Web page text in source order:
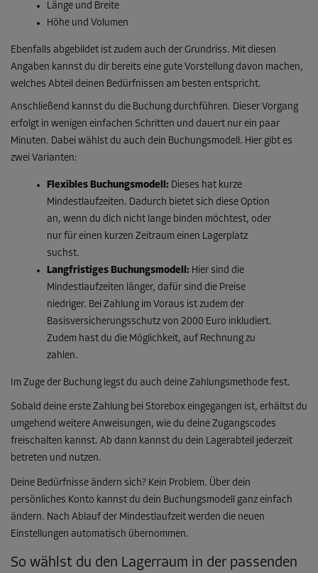
Länge und Breite
Höhe und Volumen
Ebenfalls abgebildet ist zudem auch der Grundriss. Mit diesen
Angaben kannst du dir bereits eine gute Vorstellung davon machen,
welches Abteil deinen Bedürfnissen am besten entspricht.
Anschließend kannst du die Buchung durchführen. Dieser Vorgang
erfolgt in wenigen einfachen Schritten und dauert nur ein paar
Minuten. Dabei wählst du auch dein Buchungsmodell. Hier gibt es
zwei Varianten:
Flexibles Buchungsmodell: Dieses hat kurze
Mindestlaufzeiten. Dadurch bietet sich diese Option
an, wenn du dich nicht lange binden möchtest, oder
nur für einen kurzen Zeitraum einen Lagerplatz
suchst.
Langfristiges Buchungsmodell: Hier sind die
Mindestlaufzeiten länger, dafür sind die Preise
niedriger. Bei Zahlung im Voraus ist zudem der
Basisversicherungsschutz von 2000 Euro inkludiert.
Zudem hast du die Möglichkeit, auf Rechnung zu
zahlen.
Im Zuge der Buchung legst du auch deine Zahlungsmethode fest.
Sobald deine erste Zahlung bei Storebox eingegangen ist, erhältst du
umgehend weitere Anweisungen, wie du deine Zugangscodes
freischalten kannst. Ab dann kannst du dein Lagerabteil jederzeit
betreten und nutzen.
Deine Bedürfnisse ändern sich? Kein Problem. Über dein
persönliches Konto kannst du dein Buchungsmodell ganz einfach
ändern. Nach Ablauf der Mindestlaufzeit werden die neuen
Einstellungen automatisch übernommen.
So wählst du den Lagerraum in der passenden